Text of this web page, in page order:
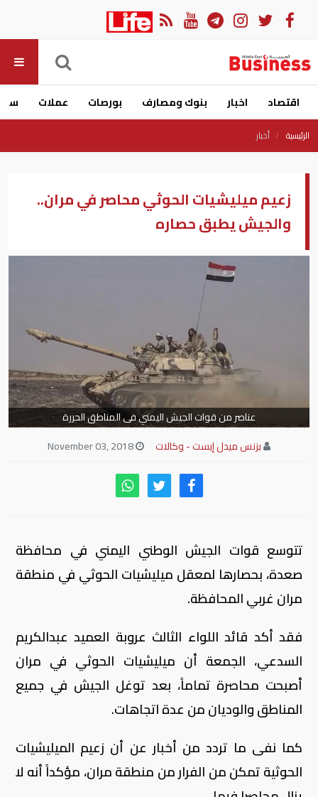
اقتصاد اخبار بنوك ومصارف بورصات عملات
الرئيسية أخبار
زعيم ميليشيات الحوثي محاصر في مران..
والجيش يطبق حصاره
عناصر من قوات الجيش اليمني فى المناطق الحررة
بزنس ميدل إيست - وكالات
تتوسع قوات الجيش الوطني اليمني في محافظة
صعدة، بحصارها لمعقل ميليشيات الحوثي في منطقة
مران غربي المحافظة.
فقد أكد قائد اللواء الثالث عروبة العميد عبدالكريم
السدعي، الجمعة أن ميليشيات الحوثي في مران
أصبحت محاصرة تماماً، بعد توغل الجيش في جميع
المناطق والوديان من عدة اتجاهات.
كما نفى ما تردد من أخبار عن أن زعيم الميليشيات
الحوثية تمكن من الفرار من منطقة مران، مؤكداً أنه لا